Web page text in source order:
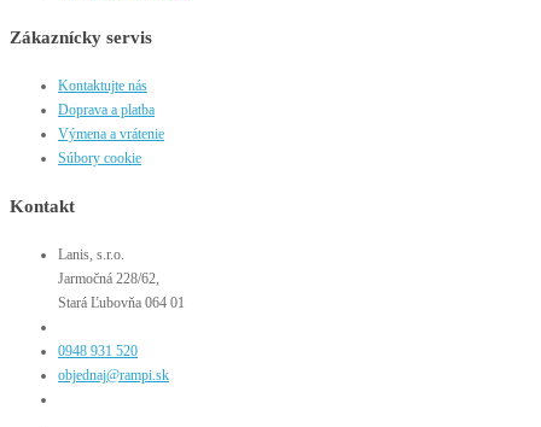
Zákaznícky servis
Kontaktujte nás
Doprava a platba
Výmena a vrátenie
Súbory cookie
Kontakt
Lanis, s.r.o.
Jarmočná 228/62,
Stará Ľubovňa 064 01
0948 931 520
objednaj@rampi.sk